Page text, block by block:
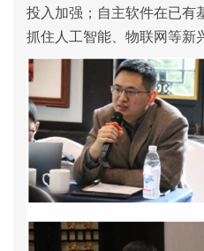
投入加强；自主软件在已有
抓住人工智能、物联网等新